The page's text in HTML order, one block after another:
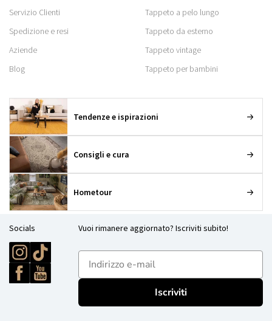
Servizio Clienti
Spedizione e resi
Aziende
Blog
Tappeto a pelo lungo
Tappeto da esterno
Tappeto vintage
Tappeto per bambini
Tendenze e ispirazioni
Consigli e cura
Hometour
Socials Vuoi rimanere aggiornato? Iscriviti subito!
E-mailadres
Iscriviti